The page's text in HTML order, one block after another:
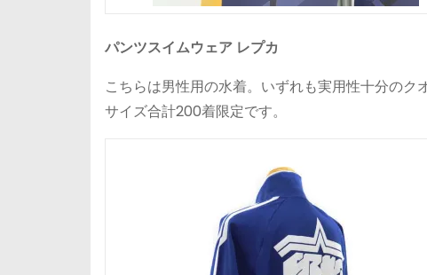
パンツスイムウェア レプカ
こちらは男性用の水着。いずれも実用性十分の
サイズ合計200着限定です。